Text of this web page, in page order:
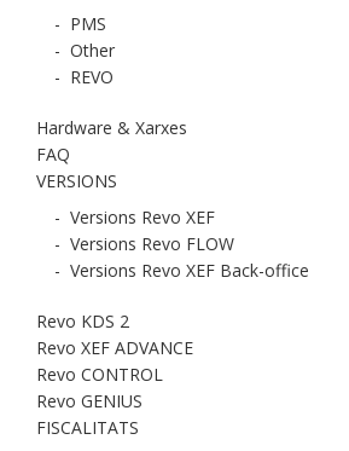
- PMS
- Other
- REVO
Hardware & Xarxes
FAQ
VERSIONS
- Versions Revo XEF
- Versions Revo FLOW
- Versions Revo XEF Back-office
Revo KDS 2
Revo XEF ADVANCE
Revo CONTROL
Revo GENIUS
FISCALITATS